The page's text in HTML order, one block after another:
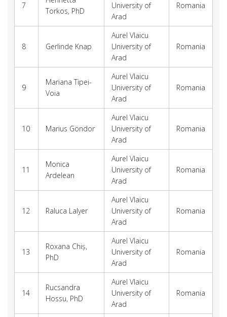
7
Torkos, PhD
University of
Arad
Romania
8 Gerlinde Knap
Aurel Vlaicu
University of
Arad
Romania
9
Mariana Tipei-
Voia
Aurel Vlaicu
University of
Arad
Romania
10 Marius Göndor
Aurel Vlaicu
University of
Arad
Romania
11
Monica
Ardelean
Aurel Vlaicu
University of
Arad
Romania
12 Raluca Lalyer
Aurel Vlaicu
University of
Arad
Romania
13
Roxana Chiș,
PhD
Aurel Vlaicu
University of
Arad
Romania
14
Rucsandra
Hossu, PhD
Aurel Vlaicu
University of
Arad
Romania